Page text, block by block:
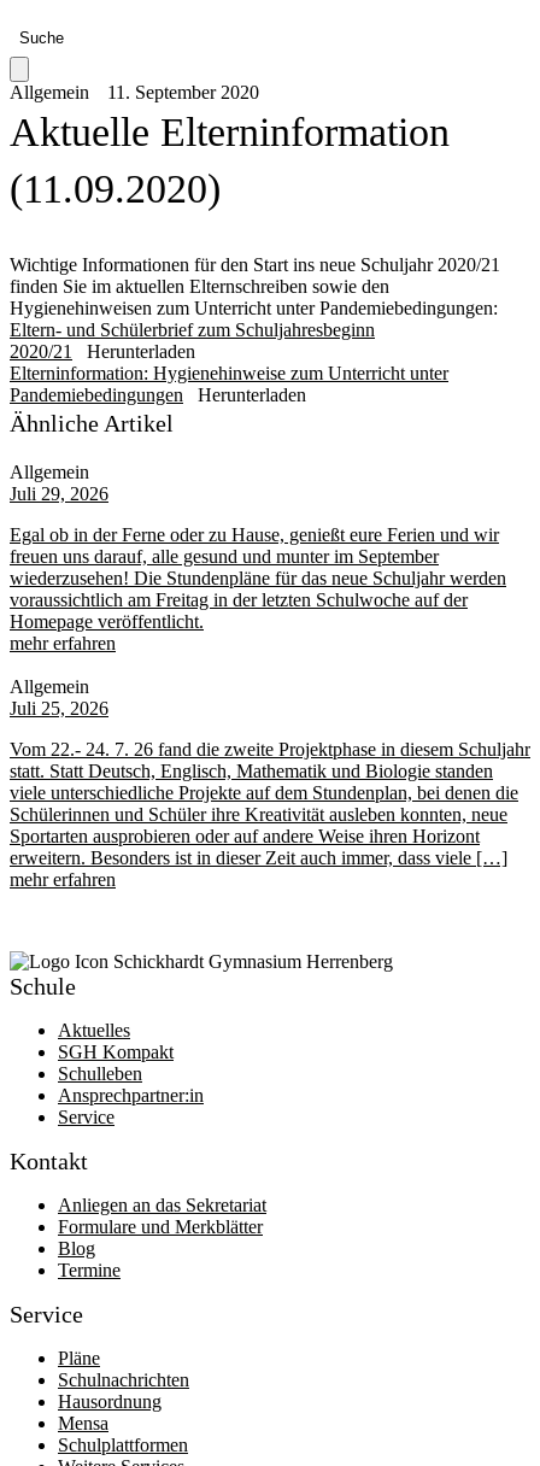
Suche
Allgemein 11. September 2020
Aktuelle Elterninformation
(11.09.2020)
Wichtige Informationen für den Start ins neue Schuljahr 2020/21
finden Sie im aktuellen Elternschreiben sowie den
Hygienehinweisen zum Unterricht unter Pandemiebedingungen:
Eltern- und Schülerbrief zum Schuljahresbeginn
2020/21
Herunterladen
Elterninformation: Hygienehinweise zum Unterricht unter
Pandemiebedingungen
Herunterladen
Ähnliche Artikel
Allgemein
Juli 29, 2026
Egal ob in der Ferne oder zu Hause, genießt eure Ferien und wir
freuen uns darauf, alle gesund und munter im September
wiederzusehen! Die Stundenpläne für das neue Schuljahr werden
voraussichtlich am Freitag in der letzten Schulwoche auf der
Homepage veröffentlicht.
mehr erfahren
Allgemein
Juli 25, 2026
Vom 22.- 24. 7. 26 fand die zweite Projektphase in diesem Schuljahr
statt. Statt Deutsch, Englisch, Mathematik und Biologie standen
viele unterschiedliche Projekte auf dem Stundenplan, bei denen die
Schülerinnen und Schüler ihre Kreativität ausleben konnten, neue
Sportarten ausprobieren oder auf andere Weise ihren Horizont
erweitern. Besonders ist in dieser Zeit auch immer, dass viele […]
mehr erfahren
Schule
Aktuelles
SGH Kompakt
Schulleben
Ansprechpartner:in
Service
Kontakt
Anliegen an das Sekretariat
Formulare und Merkblätter
Blog
Termine
Service
Pläne
Schulnachrichten
Hausordnung
Mensa
Schulplattformen